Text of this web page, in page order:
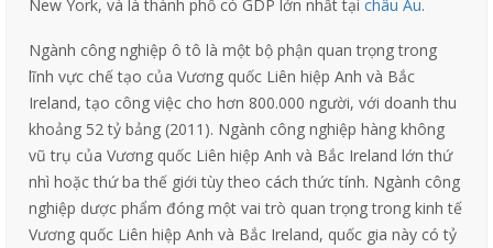
New York, và là thành phố có GDP lớn nhất tại châu Âu.
Ngành công nghiệp ô tô là một bộ phận quan trọng trong
lĩnh vực chế tạo của Vương quốc Liên hiệp Anh và Bắc
Ireland, tạo công việc cho hơn 800.000 người, với doanh thu
khoảng 52 tỷ bảng (2011). Ngành công nghiệp hàng không
vũ trụ của Vương quốc Liên hiệp Anh và Bắc Ireland lớn thứ
nhì hoặc thứ ba thế giới tùy theo cách thức tính. Ngành công
nghiệp dược phẩm đóng một vai trò quan trọng trong kinh tế
Vương quốc Liên hiệp Anh và Bắc Ireland, quốc gia này có tỷ